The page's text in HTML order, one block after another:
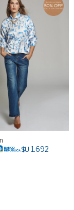
$U 1.692